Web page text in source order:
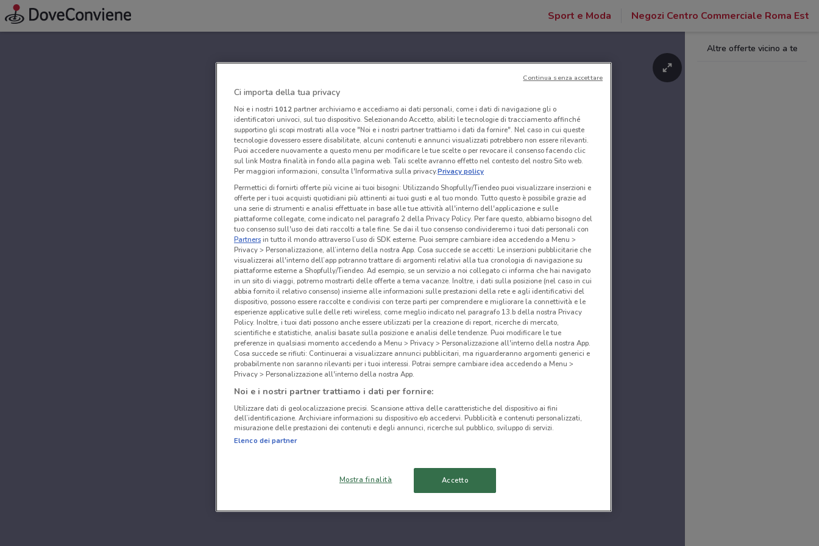
Sport e Moda Negozi Centro Commerciale Roma Est
Altre offerte vicino a te
Ci importa della tua privacy
Noi e i nostri 1012partner archiviamo e accediamo ai dati personali, come i dati di navigazione gli o
identificatori univoci, sul tuo dispositivo. Selezionando Accetto, abiliti le tecnologie di tracciamento affinché
supportino gli scopi mostrati alla voce "Noi e i nostri partner trattiamo i dati da fornire". Nel caso in cui queste
tecnologie dovessero essere disabilitate, alcuni contenuti e annunci visualizzati potrebbero non essere rilevanti.
Puoi accedere nuovamente a questo menu per modificare le tue scelte o per revocare il consenso facendo clic
sul link Mostra finalità in fondo alla pagina web. Tali scelte avranno effetto nel contesto del nostro Sito web.
Per maggiori informazioni, consulta l'Informativa sulla privacy.Privacy policy
Permettici di fornirti offerte più vicine ai tuoi bisogni: Utilizzando Shopfully/Tiendeo puoi visualizzare inserzioni e
offerte per i tuoi acquisti quotidiani più attinenti ai tuoi gusti e al tuo mondo. Tutto questo è possibile grazie ad
una serie di strumenti e analisi effettuate in base alle tue attività all'interno dell'applicazione e sulle
piattaforme collegate, come indicato nel paragrafo 2 della Privacy Policy. Per fare questo, abbiamo bisogno del
tuo consenso sull'uso dei dati raccolti a tale fine. Se dai il tuo consenso condivideremo i tuoi dati personali con
Partnersin tutto il mondo attraverso l’uso di SDK esterne. Puoi sempre cambiare idea accedendo a Menu >
Privacy > Personalizzazione, all’interno della nostra App. Cosa succede se accetti: Le inserzioni pubblicitarie che
visualizzerai all'interno dell’app potranno trattare di argomenti relativi alla tua cronologia di navigazione su
piattaforme esterne a Shopfully/Tiendeo. Ad esempio, se un servizio a noi collegato ci informa che hai navigato
in un sito di viaggi, potremo mostrarti delle offerte a tema vacanze. Inoltre, i dati sulla posizione (nel caso in cui
abbia fornito il relativo consenso) insieme alle informazioni sulle prestazioni della rete e agli identificativi del
dispositivo, possono essere raccolte e condivisi con terze parti per comprendere e migliorare la connettività e le
esperienze applicative sulle delle reti wireless, come meglio indicato nel paragrafo 13.b della nostra Privacy
Policy. Inoltre, i tuoi dati possono anche essere utilizzati per la creazione di report, ricerche di mercato,
scientifiche e statistiche, analisi basate sulla posizione e analisi delle tendenze. Puoi modificare le tue
preferenze in qualsiasi momento accedendo a Menu > Privacy > Personalizzazione all'interno della nostra App.
Cosa succede se rifiuti: Continuerai a visualizzare annunci pubblicitari, ma riguarderanno argomenti generici e
probabilmente non saranno rilevanti per i tuoi interessi. Potrai sempre cambiare idea accedendo a Menu >
Privacy > Personalizzazione all'interno della nostra App.
Noi e i nostri partner trattiamo i dati per fornire:
Utilizzare dati di geolocalizzazione precisi. Scansione attiva delle caratteristiche del dispositivo ai fini
dell’identificazione. Archiviare informazioni su dispositivo e/o accedervi. Pubblicità e contenuti personalizzati,
misurazione delle prestazioni dei contenuti e degli annunci, ricerche sul pubblico, sviluppo di servizi.
Elenco dei partner
Mostra finalità Accetto
Continua senza accettare